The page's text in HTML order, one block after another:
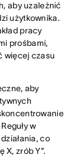
aby uzależnić
użytkownika.
pracy
prośbami,
więcej czasu
aby
w
co
X, zrób Y”.